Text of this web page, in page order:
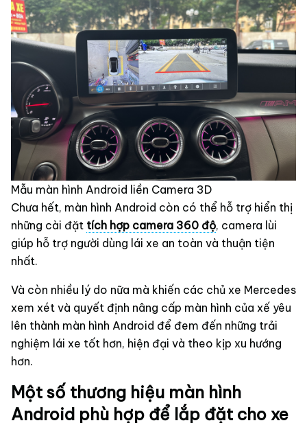
Mẫu màn hình Android liền Camera 3D
Chưa hết, màn hình Android còn có thể hỗ trợ hiển thị
những cài đặt tích hợp camera 360 độ, camera lùi
giúp hỗ trợ người dùng lái xe an toàn và thuận tiện
nhất.
Và còn nhiều lý do nữa mà khiến các chủ xe Mercedes
xem xét và quyết định nâng cấp màn hình của xế yêu
lên thành màn hình Android để đem đến những trải
nghiệm lái xe tốt hơn, hiện đại và theo kịp xu hướng
hơn.
Một số thương hiệu màn hình
Android phù hợp để lắp đặt cho xe